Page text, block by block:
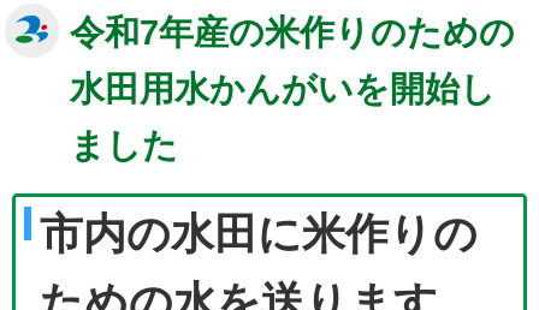
令和7年産の米作りのための
水田用水かんがいを開始し
ました
市内の水田に米作りの